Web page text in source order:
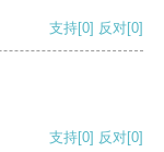
支持[0] 反对[0]
支持[0] 反对[0]